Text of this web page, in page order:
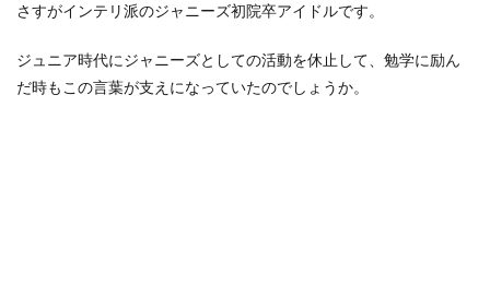
さすがインテリ派のジャニーズ初院卒アイドルです。
ジュニア時代にジャニーズとしての活動を休止して、勉学に励ん
だ時もこの言葉が支えになっていたのでしょうか。